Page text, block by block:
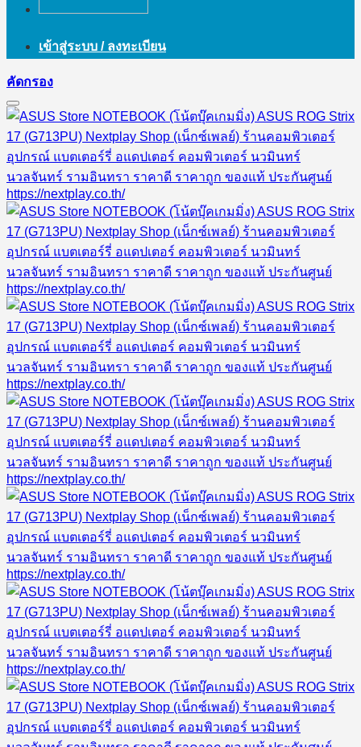
เข้าสู่ระบบ / ลงทะเบียน
คัดกรอง